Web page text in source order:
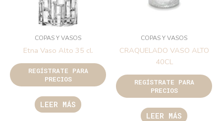
COPAS Y VASOS
Etna Vaso Alto 35 cl.
REGÍSTRATE PARA
PRECIOS
LEER MÁS
COPAS Y VASOS
CRAQUELADO VASO ALTO
40CL
REGÍSTRATE PARA
PRECIOS
LEER MÁS